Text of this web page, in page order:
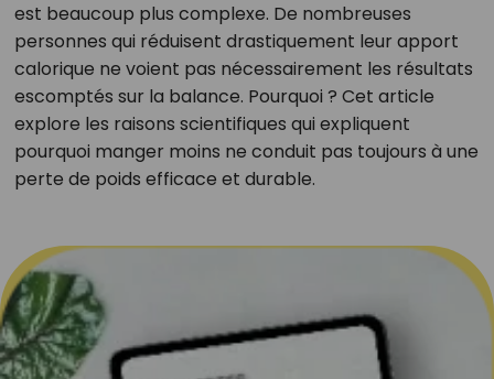
est beaucoup plus complexe. De nombreuses
personnes qui réduisent drastiquement leur apport
calorique ne voient pas nécessairement les résultats
escomptés sur la balance. Pourquoi ? Cet article
explore les raisons scientifiques qui expliquent
pourquoi manger moins ne conduit pas toujours à une
perte de poids efficace et durable.